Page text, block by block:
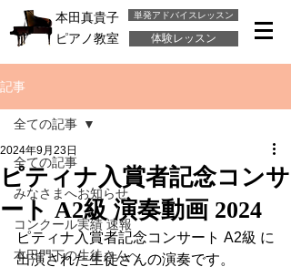
単発アドバイスレッスン
本田真貴子
ピアノ教室
体験レッスン
記事
全ての記事
みなさまへお知らせ
コンクール実績 速報
本田門下の生徒さんへ
全ての記事
ピティナ入賞者記念コンサ
ート A2級 演奏動画 2024
2024年9月23日
ピティナ入賞者記念コンサート A2級 に
出演された生徒さんの演奏です。